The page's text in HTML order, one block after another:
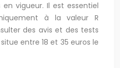
vigueur. Il est essentiel
à la valeur R
des avis et des tests
entre 18 et 35 euros le